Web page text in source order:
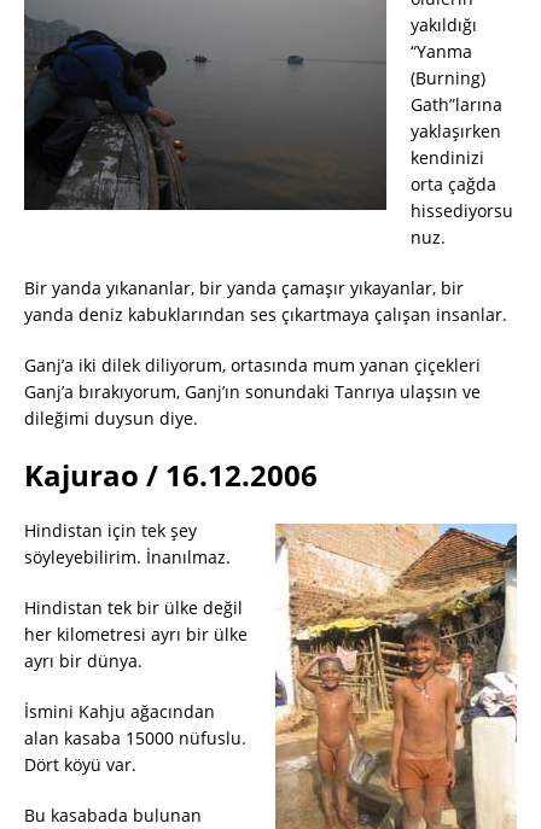
yakıldığı
“Yanma
(Burning)
Gath”larına
yaklaşırken
kendinizi
orta çağda
hissediyorsu
nuz.
Bir yanda yıkananlar, bir yanda çamaşır yıkayanlar, bir
yanda deniz kabuklarından ses çıkartmaya çalışan insanlar.
Ganj’a iki dilek diliyorum, ortasında mum yanan çiçekleri
Ganj’a bırakıyorum, Ganj’ın sonundaki Tanrıya ulaşsın ve
dileğimi duysun diye.
Kajurao / 16.12.2006
Hindistan için tek şey
söyleyebilirim. İnanılmaz.
Hindistan tek bir ülke değil
her kilometresi ayrı bir ülke
ayrı bir dünya.
İsmini Kahju ağacından
alan kasaba 15000 nüfuslu.
Dört köyü var.
Bu kasabada bulunan